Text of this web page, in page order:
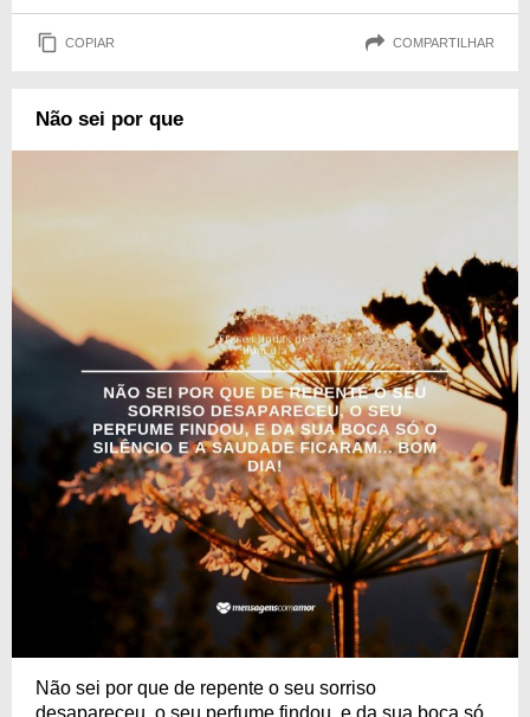
COPIAR COMPARTILHAR
Não sei por que
Não sei por que de repente o seu sorriso
desapareceu, o seu perfume findou, e da sua boca só